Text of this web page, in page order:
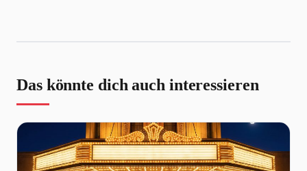
Das könnte dich auch interessieren